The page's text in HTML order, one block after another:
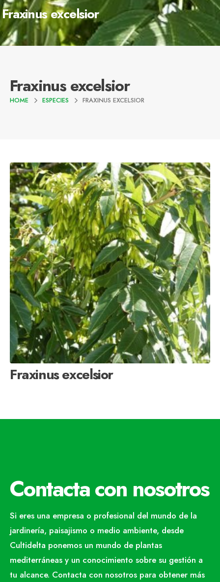
Fraxinus excelsior
Fraxinus excelsior
HOME ESPECIES FRAXINUS EXCELSIOR
Fraxinus excelsior
Contacta con nosotros
Si eres una empresa o profesional del mundo de la
jardinería, paisajismo o medio ambiente, desde
Cultidelta ponemos un mundo de plantas
mediterráneas y un conocimiento sobre su gestión a
tu alcance. Contacta con nosotros para obtener más